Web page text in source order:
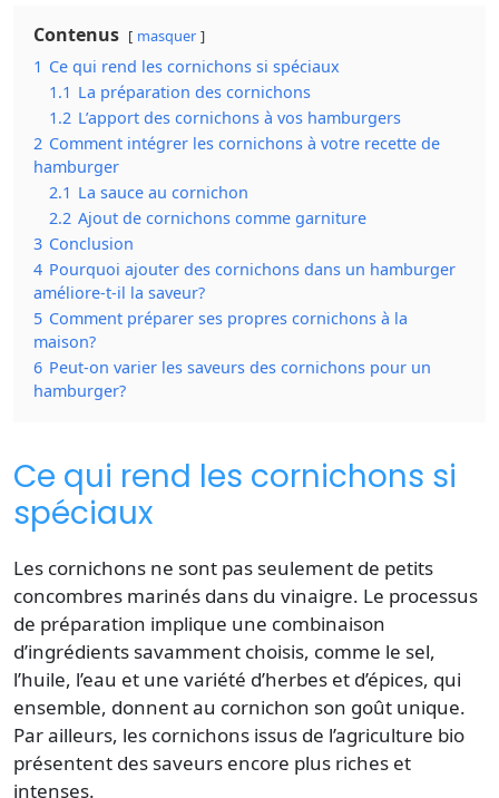
Contenus masquer
1 Ce qui rend les cornichons si spéciaux
1.1 La préparation des cornichons
1.2 L’apport des cornichons à vos hamburgers
2 Comment intégrer les cornichons à votre recette de
hamburger
2.1 La sauce au cornichon
2.2 Ajout de cornichons comme garniture
3 Conclusion
4 Pourquoi ajouter des cornichons dans un hamburger
améliore-t-il la saveur?
5 Comment préparer ses propres cornichons à la
maison?
6 Peut-on varier les saveurs des cornichons pour un
hamburger?
Ce qui rend les cornichons si
spéciaux
Les cornichons ne sont pas seulement de petits
concombres marinés dans du vinaigre. Le processus
de préparation implique une combinaison
d’ingrédients savamment choisis, comme le sel,
l’huile, l’eau et une variété d’herbes et d’épices, qui
ensemble, donnent au cornichon son goût unique.
Par ailleurs, les cornichons issus de l’agriculture bio
présentent des saveurs encore plus riches et
intenses.